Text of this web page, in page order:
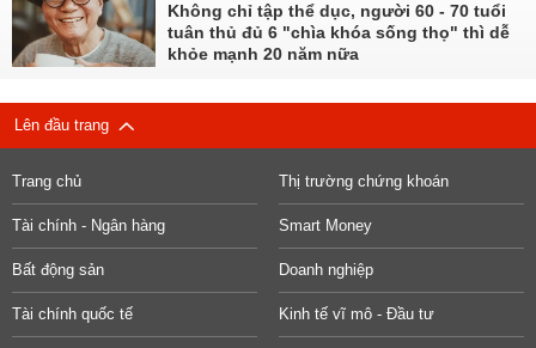
Không chỉ tập thể dục, người 60 - 70 tuổi
tuân thủ đủ 6 "chìa khóa sống thọ" thì dễ
khỏe mạnh 20 năm nữa
Lên đầu trang
Trang chủ Thị trường chứng khoán
Tài chính - Ngân hàng Smart Money
Bất động sản Doanh nghiệp
Tài chính quốc tế Kinh tế vĩ mô - Đầu tư